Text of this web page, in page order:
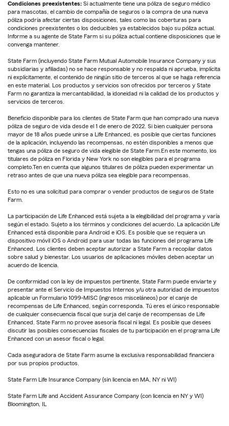
Condiciones preexistentes: Si actualmente tiene una póliza de seguro médico
para mascotas, el cambio de compañía de seguros o la compra de una nueva
póliza podría afectar ciertas disposiciones, tales como las coberturas para
condiciones preexistentes o los deducibles ya establecidos bajo su póliza actual.
Informe a su agente de State Farm si su póliza actual contiene disposiciones que le
convenga mantener.
State Farm (incluyendo State Farm Mutual Automobile Insurance Company y sus
subsidiarias y afiliadas) no se hace responsable y no respalda ni aprueba, implícita
ni explícitamente, el contenido de ningún sitio de terceros al que se haga referencia
en este material. Los productos y servicios son ofrecidos por terceros y State
Farm no garantiza la mercantabilidad, la idoneidad ni la calidad de los productos y
servicios de terceros.
Beneficio disponible para los clientes de State Farm que han comprado una nueva
póliza de seguro de vida desde el 1 de enero de 2022. Si bien cualquier persona
mayor de 18 años puede unirse a Life Enhanced, es posible que ciertas funciones
de la aplicación, incluyendo las recompensas, no estén disponibles a menos que
tengas una póliza de seguro de vida elegible de State Farm.En este momento, los
titulares de póliza en Florida y New York no son elegibles para el programa
completo.Ten en cuenta que algunos titulares de póliza pueden experimentar un
retraso antes de que una nueva póliza sea elegible para recompensas.
Esto no es una solicitud para comprar o vender productos de seguros de State
Farm.
La participación de Life Enhanced está sujeta a la elegibilidad del programa y varía
según el estado. Sujeto a los términos y condiciones del acuerdo. La aplicación Life
Enhanced está disponible para Android e iOS. Es posible que se requiera un
dispositivo móvil iOS o Android para usar todas las funciones del programa Life
Enhanced. Los clientes deben aceptar autorizar a State Farm a recopilar datos
sobre salud y bienestar. Los usuarios de aplicaciones móviles deben aceptar un
acuerdo de licencia.
De conformidad con la ley de impuestos pertinente, State Farm puede enviarte y
presentar ante el Servicio de Impuestos Internos y/u otra autoridad de impuestos
aplicable un Formulario 1099-MISC (ingresos misceláneos) por el canje de
recompensas de Life Enhanced, según corresponda. Tú eres el único responsable
de cualquier consecuencia fiscal que surja del canje de recompensas de Life
Enhanced. State Farm no provee asesoría fiscal ni legal. Es posible que desees
discutir las posibles consecuencias fiscales de tu participación en el programa Life
Enhanced con un asesor fiscal o legal.
Cada aseguradora de State Farm asume la exclusiva responsabilidad financiera
por sus propios productos.
State Farm Life Insurance Company (sin licencia en MA, NY ni WI)
State Farm Life and Accident Assurance Company (con licencia en NY y WI)
Bloomington, IL